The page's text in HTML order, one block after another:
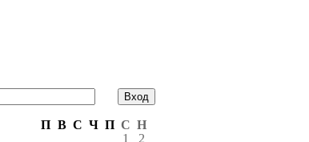
П В С Ч П С Н
1
2